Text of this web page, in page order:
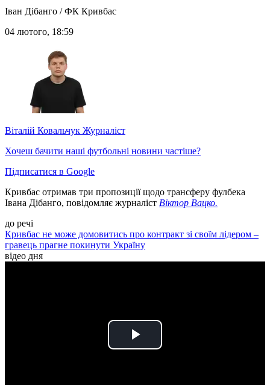
Іван Дібанго / ФК Кривбас
04 лютого, 18:59
Віталій Ковальчук Журналіст
Хочеш бачити наші футбольні новини частіше?
Підписатися в Google
Кривбас отримав три пропозиції щодо трансферу фулбека
Івана Дібанго, повідомляє журналіст Віктор Вацко.
до речі
Кривбас не може домовитись про контракт зі своїм лідером –
гравець прагне покинути Україну
відео дня
Play